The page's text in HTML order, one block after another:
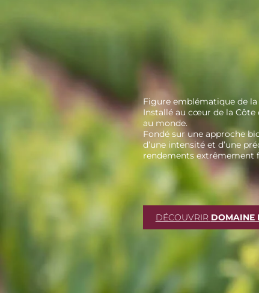
Figure emblématique de
Installé au cœur de la Côte
au monde.
Fondé sur une approche
d’une intensité et d’une
rendements extrêmement
DÉCOUVRIR DOMAINE